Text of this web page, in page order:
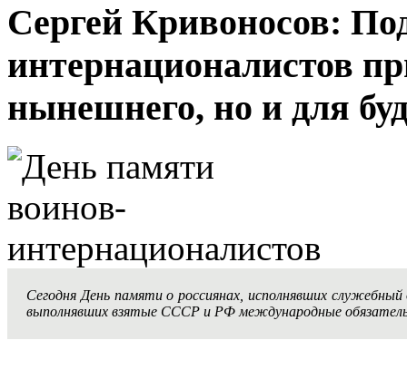
Сергей Кривоносов:
интернационалистов
нынешнего, но и для
Сегодня День памяти о россиянах, исполнявших
выполнявших взятые СССР и РФ международные